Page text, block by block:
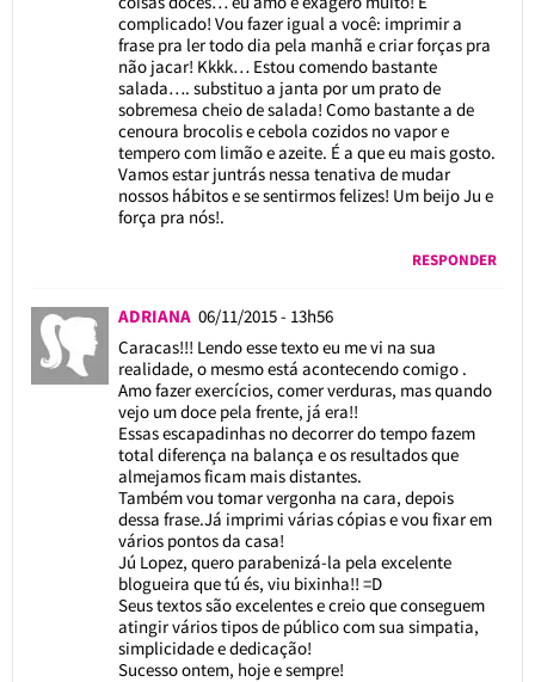
complicado! Vou fazer igual a você: imprimir a
frase pra ler todo dia pela manhã e criar forças pra
não jacar! Kkkk… Estou comendo bastante
salada…. substituo a janta por um prato de
sobremesa cheio de salada! Como bastante a de
cenoura brocolis e cebola cozidos no vapor e
tempero com limão e azeite. É a que eu mais gosto.
Vamos estar juntrás nessa tenativa de mudar
nossos hábitos e se sentirmos felizes! Um beijo Ju e
força pra nós!.
RESPONDER
ADRIANA 06/11/2015 - 13h56
Caracas!!! Lendo esse texto eu me vi na sua
realidade, o mesmo está acontecendo comigo .
Amo fazer exercícios, comer verduras, mas quando
vejo um doce pela frente, já era!!
Essas escapadinhas no decorrer do tempo fazem
total diferença na balança e os resultados que
almejamos ficam mais distantes.
Também vou tomar vergonha na cara, depois
dessa frase.Já imprimi várias cópias e vou fixar em
vários pontos da casa!
Jú Lopez, quero parabenizá-la pela excelente
blogueira que tú és, viu bixinha!! =D
Seus textos são excelentes e creio que conseguem
atingir vários tipos de público com sua simpatia,
simplicidade e dedicação!
Sucesso ontem, hoje e sempre!